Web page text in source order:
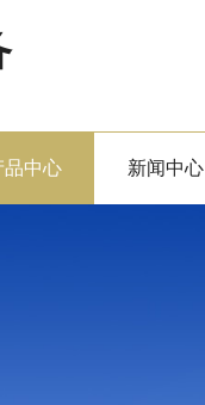
品中心 新闻中心